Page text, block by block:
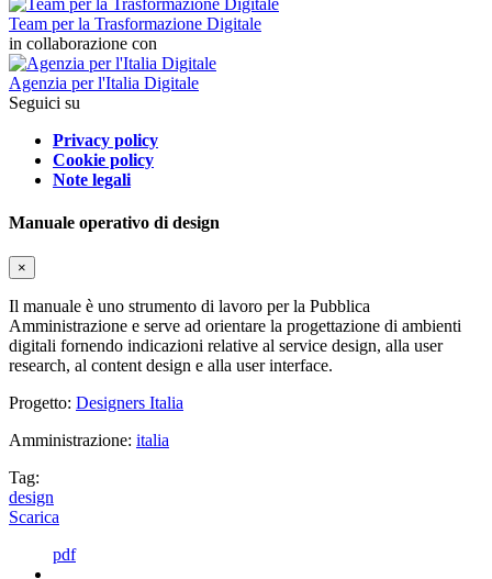
Team per la Trasformazione Digitale
in collaborazione con
Agenzia per l'Italia Digitale
Seguici su
Privacy policy
Cookie policy
Note legali
Manuale operativo di design
×
Il manuale è uno strumento di lavoro per la Pubblica
Amministrazione e serve ad orientare la progettazione di ambienti
digitali fornendo indicazioni relative al service design, alla user
research, al content design e alla user interface.
Progetto: Designers Italia
Amministrazione: italia
Tag:
design
Scarica
pdf